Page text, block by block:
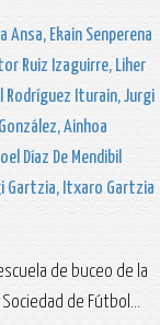
Ansa, Ekain Senperena
Ruiz Izaguirre, Liher
Rodríguez Iturain, Jurgi
Ainhoa
Díaz De Mendibil
Gartzia, Itxaro Gartzia
de buceo de la
de Fútbol...